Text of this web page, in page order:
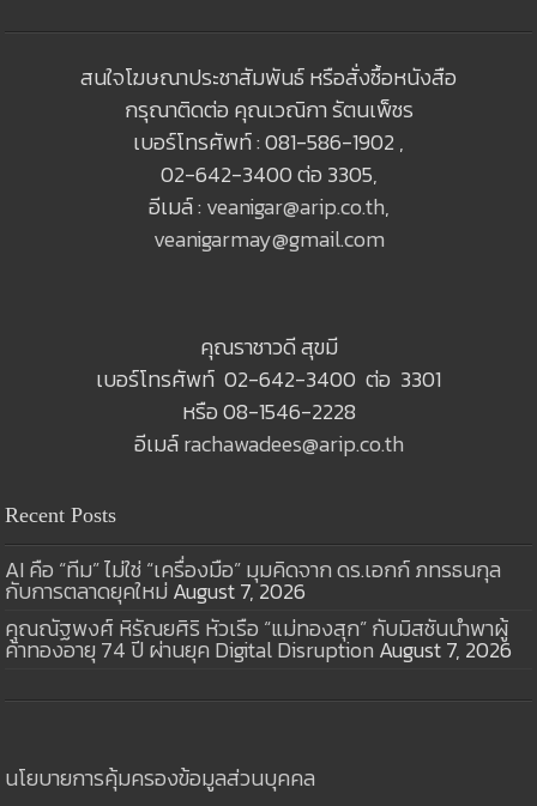
สนใจโฆษณาประชาสัมพันธ์ หรือสั่งซื้อหนังสือ
กรุณาติดต่อ คุณเวณิกา รัตนเพ็ชร
เบอร์โทรศัพท์ : 081-586-1902 ,
02-642-3400 ต่อ 3305,
อีเมล์ : veanigar@arip.co.th,
veanigarmay@gmail.com
คุณราชาวดี สุขมี
เบอร์โทรศัพท์ 02-642-3400 ต่อ 3301
หรือ 08-1546-2228
อีเมล์rachawadees@arip.co.th
Recent Posts
AI คือ “ทีม” ไม่ใช่ “เครื่องมือ” มุมคิดจาก ดร.เอกก์ ภทรธนกุล
กับการตลาดยุคใหม่ August 7, 2026
คุณณัฐพงศ์ หิรัณยศิริ หัวเรือ “แม่ทองสุก” กับมิสชันนำพาผู้
ค้าทองอายุ 74 ปี ผ่านยุค Digital Disruption August 7, 2026
นโยบายการคุ้มครองข้อมูลส่วนบุคคล